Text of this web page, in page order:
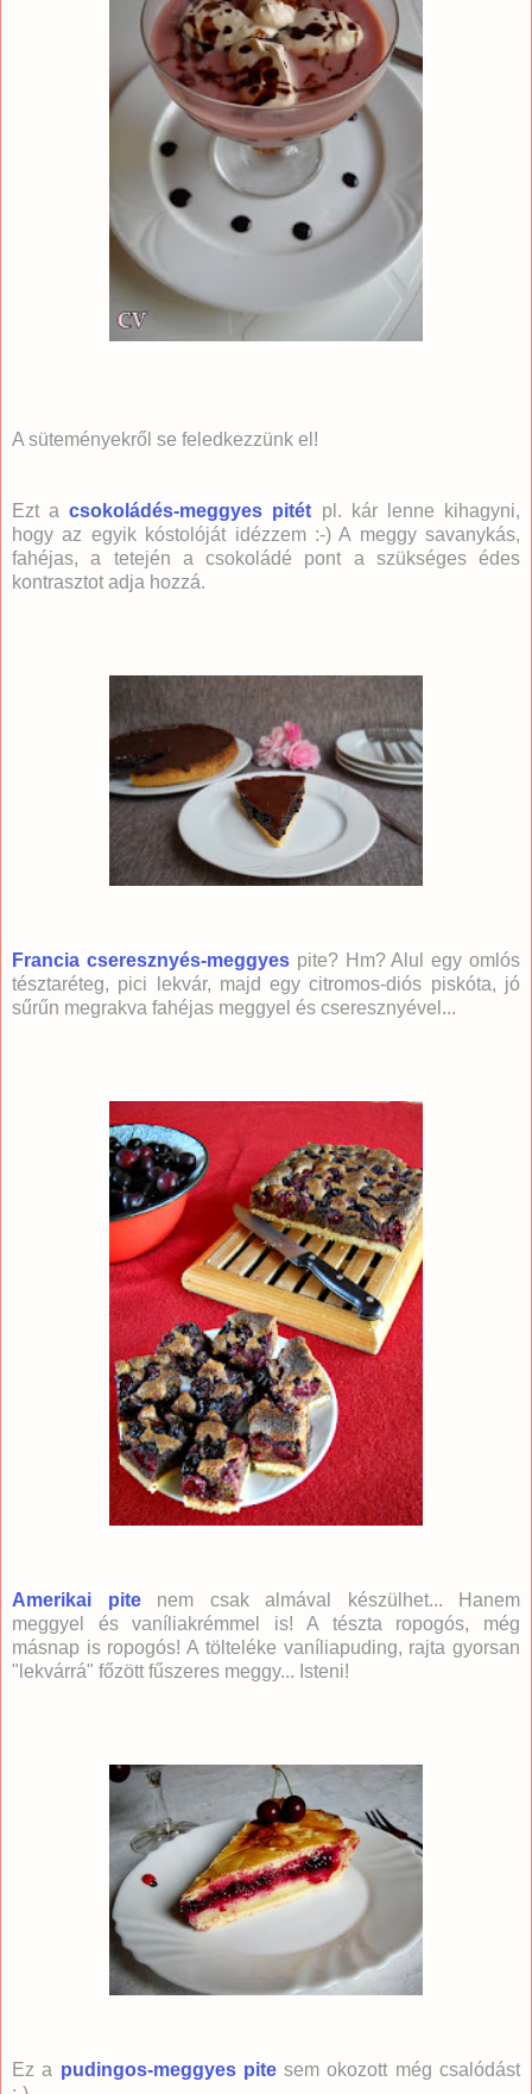
A süteményekről se feledkezzünk el!
Ezt acsokoládés-meggyes pitét pl. kár lenne kihagyni,
hogy az egyik kóstolóját idézzem :-) A meggy savanykás,
fahéjas, a tetején a csokoládé pont a szükséges édes
kontrasztot adja hozzá.
Francia cseresznyés-meggyespite? Hm? Alul egy omlós
tésztaréteg, pici lekvár, majd egy citromos-diós piskóta, jó
sűrűn megrakva fahéjas meggyel és cseresznyével...
Amerikai pitenem csak almával készülhet... Hanem
meggyel és vaníliakrémmel is! A tészta ropogós, még
másnap is ropogós! A tölteléke vaníliapuding, rajta gyorsan
"lekvárrá" főzött fűszeres meggy... Isteni!
Ez a pudingos-meggyes pitesem okozott még csalódást